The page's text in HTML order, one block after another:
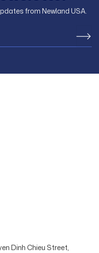
from Newland USA.
Dinh Chieu Street,